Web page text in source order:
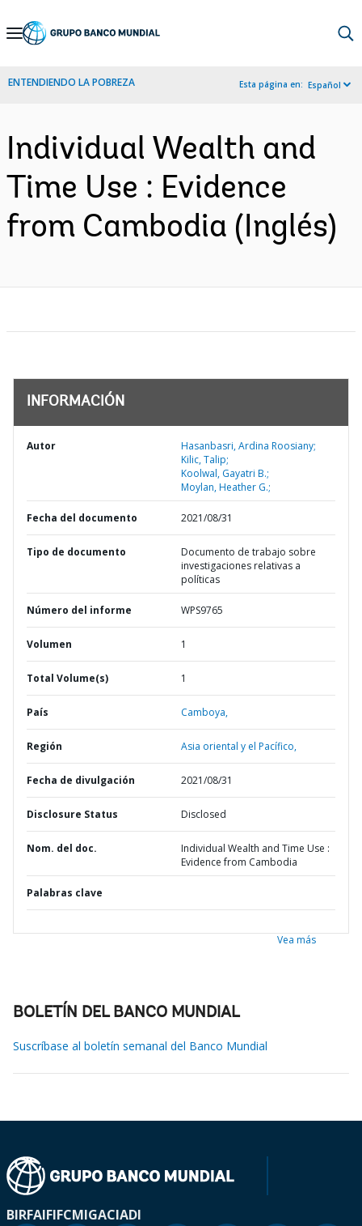
Skip
Navigation
ENTENDIENDO LA POBREZA Esta página en: Español
Individual Wealth and
Time Use : Evidence
from Cambodia (Inglés)
INFORMACIÓN
Autor
Hasanbasri, Ardina Roosiany;
Kilic, Talip;
Koolwal, Gayatri B.;
Moylan, Heather G.;
Fecha del documento 2021/08/31
Tipo de documento
Documento de trabajo sobre
investigaciones relativas a
políticas
Número del informe WPS9765
Volumen 1
Total Volume(s) 1
País Camboya,
Región Asia oriental y el Pacífico,
Fecha de divulgación 2021/08/31
Disclosure Status Disclosed
Nom. del doc.
Individual Wealth and Time Use :
Evidence from Cambodia
Palabras clave
Vea más
BOLETÍN DEL BANCO MUNDIAL
Suscríbase al boletín semanal del Banco Mundial
BIRFAIFIFCMIGACIADI